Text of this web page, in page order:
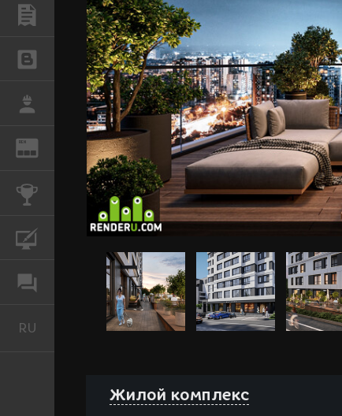
ПУБЛИКАЦИИ
БЛОГИ
РАБОТА
REN ЖУРНАЛ
КОНКУРСЫ
RU
Жилой комплекс